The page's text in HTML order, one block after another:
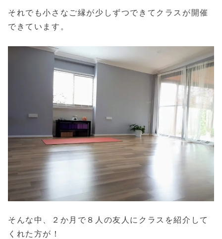
それでも小さなご縁が少しずつできてクラスが開催
できています。
そんな中、２か月で８人の友人にクラスを紹介して
くれた方が！